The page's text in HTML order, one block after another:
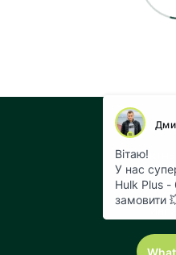
+38 073
Контактна
Повна